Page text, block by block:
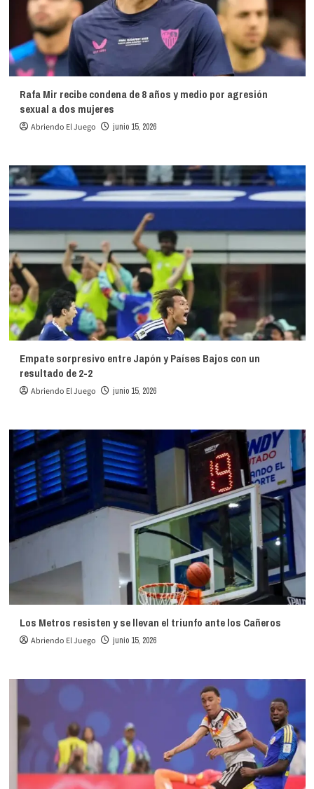
Rafa Mir recibe condena de 8 años y medio por agresión
sexual a dos mujeres
Abriendo El Juego junio 15, 2026
Empate sorpresivo entre Japón y Países Bajos con un
resultado de 2-2
Abriendo El Juego junio 15, 2026
Los Metros resisten y se llevan el triunfo ante los Cañeros
Abriendo El Juego junio 15, 2026